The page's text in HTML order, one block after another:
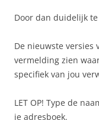
Door dan duidelijk
De nieuwste versies
vermelding zien
specifiek van jou
LET OP! Type de
je adresboek.